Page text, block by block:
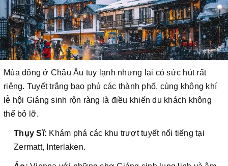
Mùa đông ở Châu Âu tuy lạnh nhưng lại có sức hút rất
riêng. Tuyết trắng bao phủ các thành phố, cùng không khí
lễ hội Giáng sinh rộn ràng là điều khiến du khách không
thể bỏ lỡ.
Thụy Sĩ: Khám phá các khu trượt tuyết nổi tiếng tại
Zermatt, Interlaken.